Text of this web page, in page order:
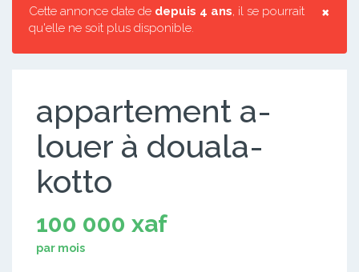
×
Cette annonce date de depuis 4 ans, il se pourrait
qu'elle ne soit plus disponible.
appartement a-
louer à douala-
kotto
100 000 xaf
par mois